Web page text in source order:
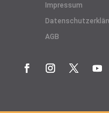
Impressum
AGB